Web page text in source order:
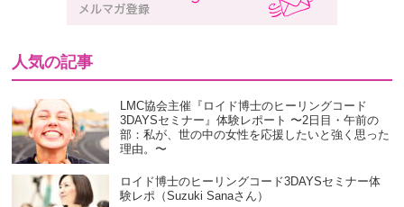
人気の記事
LMC協会主催『ロイド博士のヒーリングコード
3DAYSセミナー』体験レポート 〜2日目・午前の
部：私が、世の中の女性を応援したいと強く思った
理由。〜
ロイド博士のヒーリングコード3DAYSセミナー体
験レポ（Suzuki Sanaさん）